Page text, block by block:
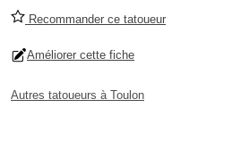
Recommander ce tatoueur
Améliorer cette fiche
Autres tatoueurs à Toulon